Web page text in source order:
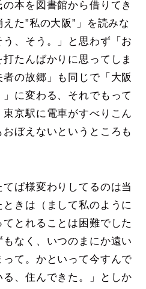
本を図書館から借りてき
た”私の大阪”」を読みな
、そう。」と思わず「お
たんばかりに思ってしま
の故郷」も同じで「大阪
に変わる、それでもって
京駅に電車がすべりこん
ぼえないというところも
ば様変わりしてるのは当
きは（まして私のように
とれることは困難でした
なく、いつのまにか遠い
て。かといって今すんで
、住んできた。」としか